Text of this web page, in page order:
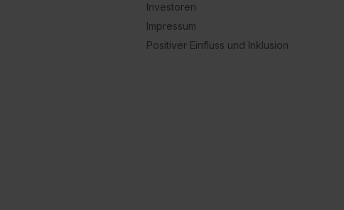
Investoren
Impressum
Positiver Einfluss und Inklusion